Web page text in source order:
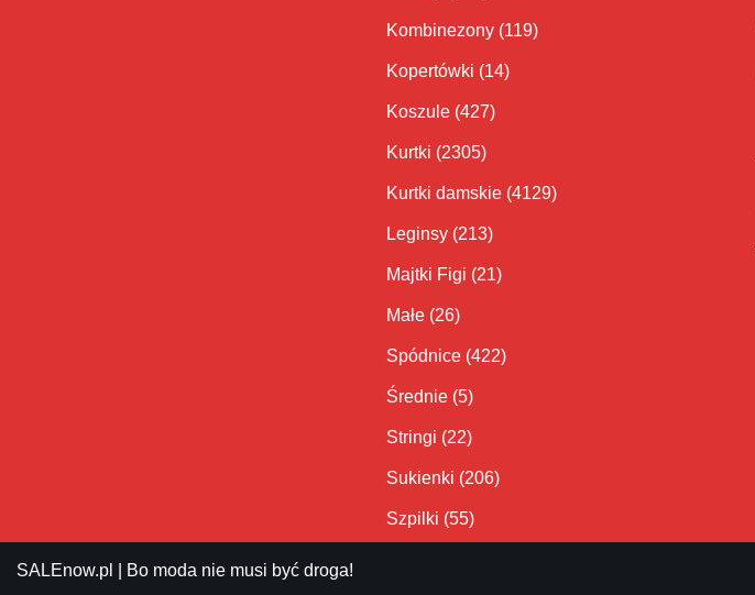
Kombinezony (119)
Kopertówki (14)
Koszule (427)
Kurtki (2305)
Kurtki damskie (4129)
Leginsy (213)
Majtki Figi (21)
Małe (26)
Spódnice (422)
Średnie (5)
Stringi (22)
Sukienki (206)
Szpilki (55)
SALEnow.pl | Bo moda nie musi być droga!